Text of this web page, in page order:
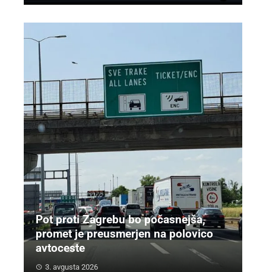
Pot proti Zagrebu bo počasnejša,
promet je preusmerjen na polovico
avtoceste
3. avgusta 2026